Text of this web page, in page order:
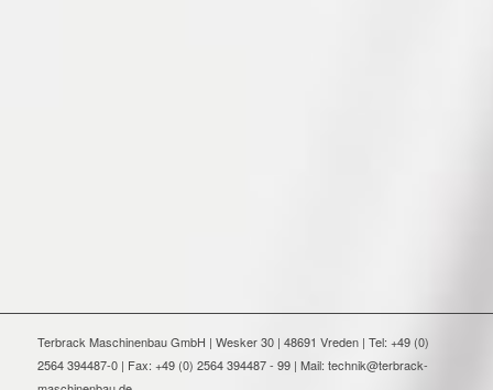
Terbrack Maschinenbau GmbH | Wesker 30 | 48691 Vreden | Tel: +49 (0)
2564 394487-0 | Fax: +49 (0) 2564 394487 - 99 | Mail: technik@terbrack-